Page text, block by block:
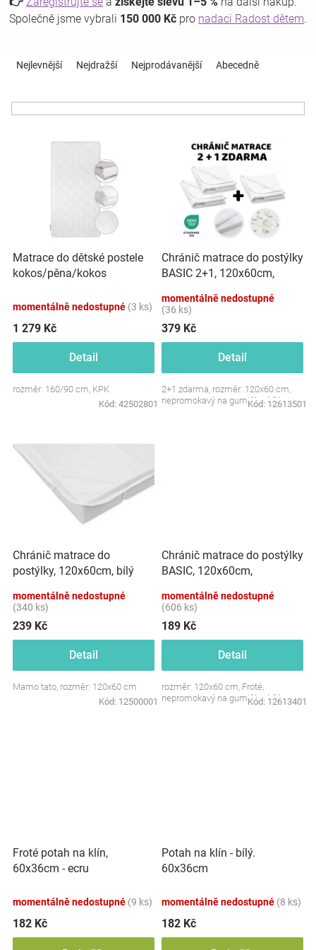
oblečení
Značky
Blog
Přihlášení
Společně jsme vybrali 150 000 Kč pro nadaci Radost dětem.
ů
Nejlevnější Nejdražší Nejprodávanější Abecedně
o
d
u
t
ů
Matrace do dětské postele
kokos/pěna/kokos
momentálně nedostupné (3 ks)
1 279 Kč
Detail
rozměr: 160/90 cm, KPK
Kód: 42502801
Chránič matrace do postýlky
BASIC 2+1, 120x60cm,
momentálně nedostupné
(36 ks)
379 Kč
Detail
2+1 zdarma, rozměr: 120x60 cm,
nepromokavý na gumičku, bílý
Kód: 12613501
Chránič matrace do
postýlky, 120x60cm, bílý
momentálně nedostupné
(340 ks)
239 Kč
Detail
Mamo tato, rozměr: 120x60 cm
Kód: 12500001
Chránič matrace do postýlky
BASIC, 120x60cm,
momentálně nedostupné
(606 ks)
189 Kč
Detail
rozměr: 120x60 cm, Froté,
nepromokavý na gumičku, bílý
Kód: 12613401
Froté potah na klín,
60x36cm - ecru
momentálně nedostupné (9 ks)
182 Kč
Potah na klín - bílý.
60x36cm
momentálně nedostupné (8 ks)
182 Kč